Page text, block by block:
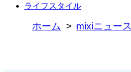
ライフスタイル
ホーム mixiニュース